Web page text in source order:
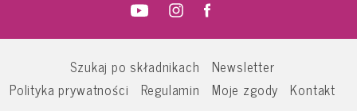
Szukaj po składnikach
Newsletter
Polityka prywatności
Regulamin Moje zgody Kontakt